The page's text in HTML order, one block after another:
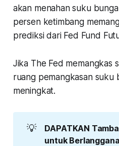
akan menahan suku
persen ketimbang
prediksi dari Fed Fund
Jika The Fed memangkas
ruang pemangkasan suku
meningkat.
💡
DAPATKAN
untuk